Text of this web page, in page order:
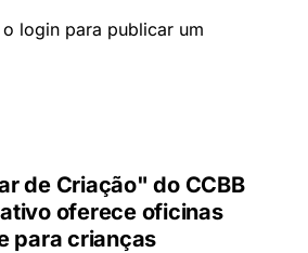
login para publicar um
de Criação" do CCBB
oferece oficinas
para crianças